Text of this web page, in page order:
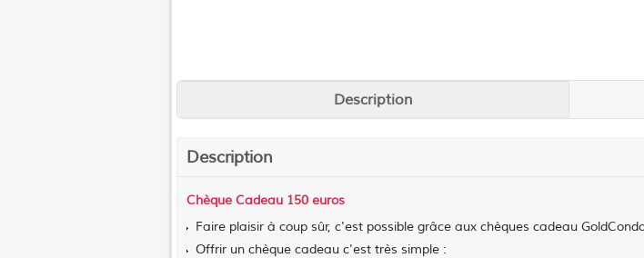
Description
Description
Chèque Cadeau 150 euros
Faire plaisir à coup sûr, c'est possible grâce aux chèques cadeau
Offrir un chèque cadeau c'est très simple :